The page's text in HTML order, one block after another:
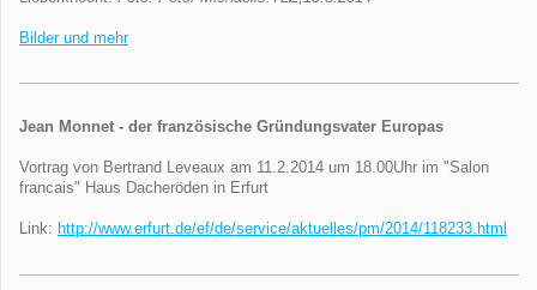
Bilder und mehr
Jean Monnet - der französische Gründungsvater Europas
Vortrag von Bertrand Leveaux am 11.2.2014 um 18.00Uhr im "Salon
francais" Haus Dacheröden in Erfurt
Link: http://www.erfurt.de/ef/de/service/aktuelles/pm/2014/118233.html